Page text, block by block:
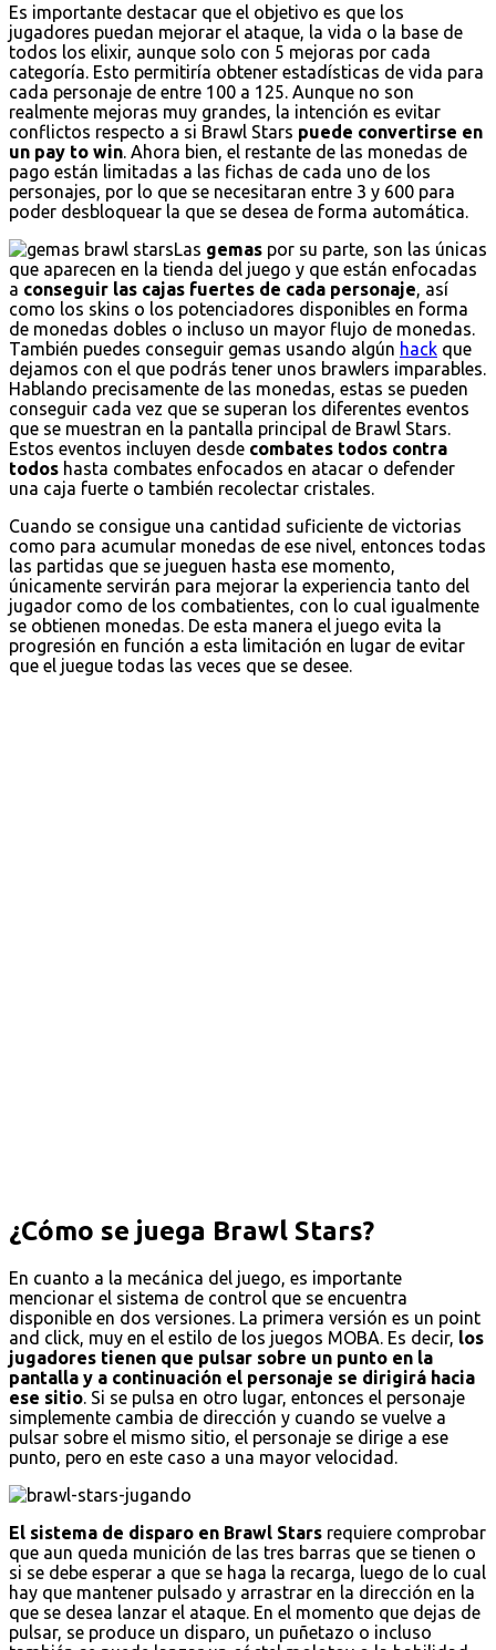
Es importante destacar que el objetivo es que los
jugadores puedan mejorar el ataque, la vida o la base de
todos los elixir, aunque solo con 5 mejoras por cada
categoría. Esto permitiría obtener estadísticas de vida para
cada personaje de entre 100 a 125. Aunque no son
realmente mejoras muy grandes, la intención es evitar
conflictos respecto a si Brawl Stars puede convertirse en
un pay to win . Ahora bien, el restante de las monedas de
pago están limitadas a las fichas de cada uno de los
personajes, por lo que se necesitaran entre 3 y 600 para
poder desbloquear la que se desea de forma automática.
Las gemas por su parte, son las únicas
que aparecen en la tienda del juego y que están enfocadas
a conseguir las cajas fuertes de cada personaje , así
como los skins o los potenciadores disponibles en forma
de monedas dobles o incluso un mayor flujo de monedas.
También puedes conseguir gemas usando algún hack que
dejamos con el que podrás tener unos brawlers imparables.
Hablando precisamente de las monedas, estas se pueden
conseguir cada vez que se superan los diferentes eventos
que se muestran en la pantalla principal de Brawl Stars.
Estos eventos incluyen desde combates todos contra
todos hasta combates enfocados en atacar o defender
una caja fuerte o también recolectar cristales.
Cuando se consigue una cantidad suficiente de victorias
como para acumular monedas de ese nivel, entonces todas
las partidas que se jueguen hasta ese momento,
únicamente servirán para mejorar la experiencia tanto del
jugador como de los combatientes, con lo cual igualmente
se obtienen monedas. De esta manera el juego evita la
progresión en función a esta limitación en lugar de evitar
que el juegue todas las veces que se desee.
¿Cómo se juega Brawl Stars?
En cuanto a la mecánica del juego, es importante
mencionar el sistema de control que se encuentra
disponible en dos versiones. La primera versión es un point
and click, muy en el estilo de los juegos MOBA. Es decir, los
jugadores tienen que pulsar sobre un punto en la
pantalla y a continuación el personaje se dirigirá hacia
ese sitio. Si se pulsa en otro lugar, entonces el personaje
simplemente cambia de dirección y cuando se vuelve a
pulsar sobre el mismo sitio, el personaje se dirige a ese
punto, pero en este caso a una mayor velocidad.
El sistema de disparo en Brawl Stars requiere comprobar
que aun queda munición de las tres barras que se tienen o
si se debe esperar a que se haga la recarga, luego de lo cual
hay que mantener pulsado y arrastrar en la dirección en la
que se desea lanzar el ataque. En el momento que dejas de
pulsar, se produce un disparo, un puñetazo o incluso